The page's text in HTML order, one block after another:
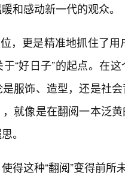
和感动新一代的观众。
，更是精准地抓住了
“好日子”的起点。在
服饰、造型，还是社
就像是在翻阅一本泛
。
得这种“翻阅”变得前所